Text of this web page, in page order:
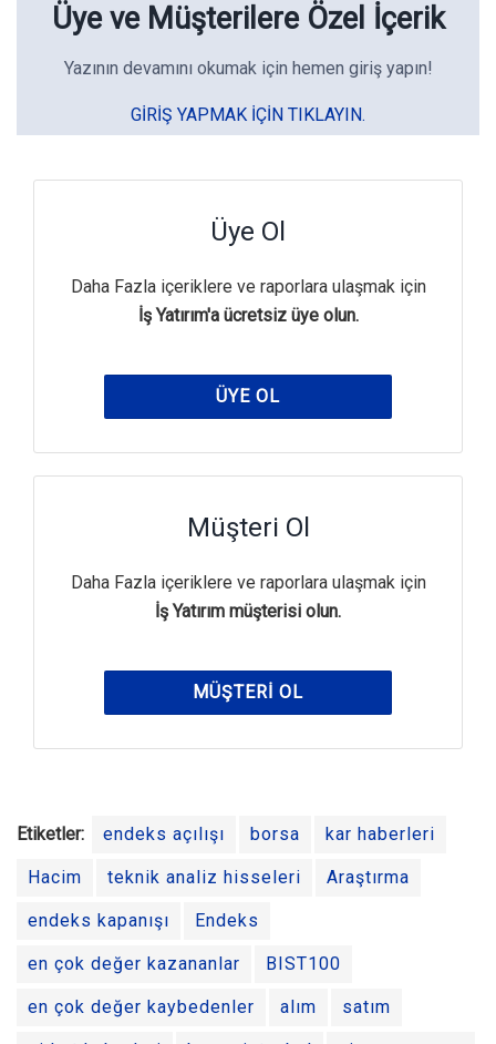
Üye ve Müşterilere Özel İçerik
Yazının devamını okumak için hemen giriş yapın!
GIRIŞ YAPMAK IÇIN TIKLAYIN.
Üye Ol
Daha Fazla içeriklere ve raporlara ulaşmak için
İş Yatırım'a ücretsiz üye olun.
ÜYE OL
Müşteri Ol
Daha Fazla içeriklere ve raporlara ulaşmak için
İş Yatırım müşterisi olun.
MÜŞTERI OL
Etiketler: endeks açılışı borsa kar haberleri
Hacim teknik analiz hisseleri Araştırma
endeks kapanışı Endeks
en çok değer kazananlar BIST100
en çok değer kaybedenler alım satım